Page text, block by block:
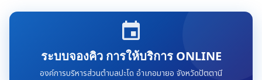
event
ระบบจองคิว การให้บริการ ONLINE
องค์การบริหารส่วนตำบลปะโด อำเภอมายอ จังหวัดปัตตานี